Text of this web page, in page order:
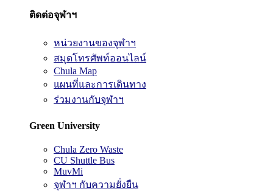
ติดต่อจุฬาฯ
หน่วยงานของจุฬาฯ
สมุดโทรศัพท์ออนไลน์
Chula Map
แผนที่และการเดินทาง
ร่วมงานกับจุฬาฯ
Green University
Chula Zero Waste
CU Shuttle Bus
MuvMi
จุฬาฯ กับความยั่งยืน